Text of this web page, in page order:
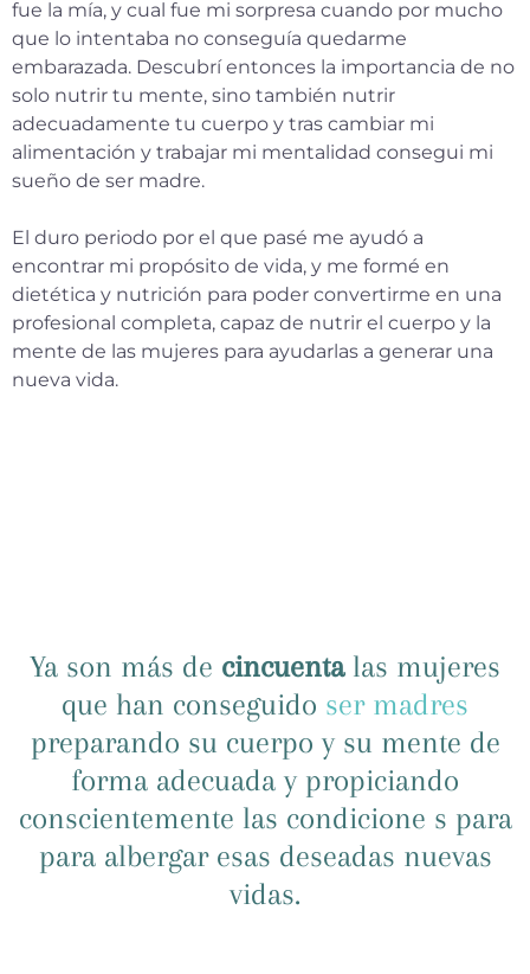
fue la mía, y cual fue mi sorpresa cuando por mucho
que lo intentaba no conseguía quedarme
embarazada. Descubrí entonces la importancia de no
solo nutrir tu mente, sino también nutrir
adecuadamente tu cuerpo y tras cambiar mi
alimentación y trabajar mi mentalidad consegui mi
sueño de ser madre.
El duro periodo por el que pasé me ayudó a
encontrar mi propósito de vida, y me formé en
dietética y nutrición para poder convertirme en una
profesional completa, capaz de nutrir el cuerpo y la
mente de las mujeres para ayudarlas a generar una
nueva vida.
Ya son más de cincuentalas mujeres
que han conseguido ser madres
preparando su cuerpo y su mente de
forma adecuada y propiciando
conscientemente las condicione s para
para albergar esas deseadas nuevas
vidas.